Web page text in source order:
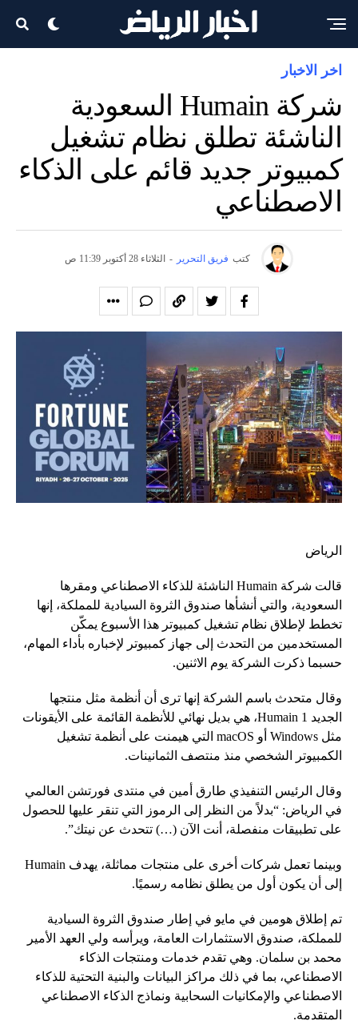
اخر الاخبار
شركة Humain السعودية
الناشئة تطلق نظام تشغيل
كمبيوتر جديد قائم على الذكاء
الاصطناعي
كتب فريق التحرير - الثلاثاء 28 أكتوبر 11:39 ص
الرياض
قالت شركة Humain الناشئة للذكاء الاصطناعي ومقرها
السعودية، والتي أنشأها صندوق الثروة السيادية للمملكة، إنها
تخطط لإطلاق نظام تشغيل كمبيوتر هذا الأسبوع يمكّن
المستخدمين من التحدث إلى جهاز كمبيوتر لإخباره بأداء المهام،
حسبما ذكرت الشركة يوم الاثنين.
وقال متحدث باسم الشركة إنها ترى أن أنظمة مثل منتجها
الجديد Humain 1، هي بديل نهائي للأنظمة القائمة على الأيقونات
مثل Windows أو macOS التي هيمنت على أنظمة تشغيل
الكمبيوتر الشخصي منذ منتصف الثمانينات.
وقال الرئيس التنفيذي طارق أمين في منتدى فورتشن العالمي
في الرياض: “بدلاً من النظر إلى الرموز التي تنقر عليها للحصول
على تطبيقات منفصلة، ​​أنت الآن (…) تتحدث عن نيتك”.
وبينما تعمل شركات أخرى على منتجات مماثلة، يهدف Humain
إلى أن يكون أول من يطلق نظامه رسميًا.
تم إطلاق هومين في مايو في إطار صندوق الثروة السيادية
للمملكة، صندوق الاستثمارات العامة، ويرأسه ولي العهد الأمير
محمد بن سلمان. وهي تقدم خدمات ومنتجات الذكاء
الاصطناعي، بما في ذلك مراكز البيانات والبنية التحتية للذكاء
الاصطناعي والإمكانيات السحابية ونماذج الذكاء الاصطناعي
المتقدمة.